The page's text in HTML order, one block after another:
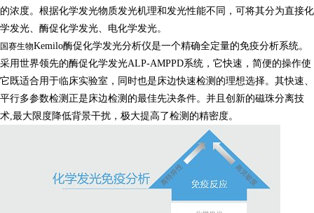
的浓度。根据化学发光物质发光机理和发光性能不同，可将其分为直接化
学发光、酶促化学发光、电化学发光。
国赛生物Kemilo酶促化学发光分析仪是一个精确全定量的免疫分析系统。
采用世界领先的酶促化学发光ALP-AMPPD系统，它快速，简便的操作使
它既适合用于临床实验室，同时也是床边快速检测的理想选择。其快速、
平行多参数检测正是床边检测的最佳先决条件。并且创新的磁珠分离技
术,最大限度降低背景干扰，极大提高了检测的精密度。